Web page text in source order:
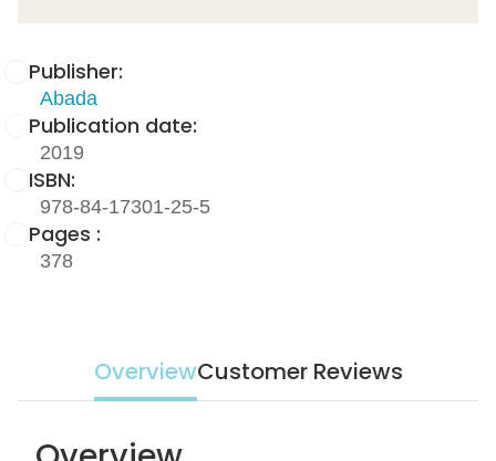
Publisher:
Abada
Publication date:
2019
ISBN:
978-84-17301-25-5
Pages :
378
OverviewCustomer Reviews